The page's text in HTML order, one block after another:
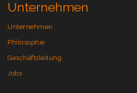
Unternehmen
Unternehmen
Philosophie
Geschäftsleitung
Jobs